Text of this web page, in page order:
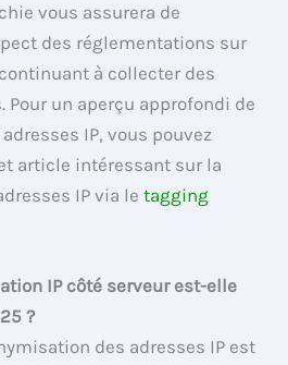
vous assurera de
des réglementations sur
à collecter des
Pour un aperçu approfondi de
IP, vous pouvez
article intéressant sur la
IP via letagging
IP côté serveur est-elle
?
des adresses IP est